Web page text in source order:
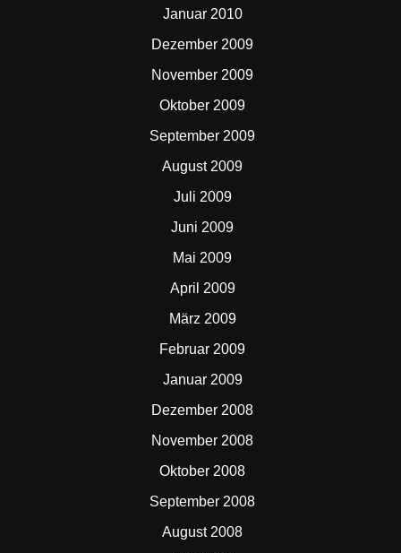
Januar 2010
Dezember 2009
November 2009
Oktober 2009
September 2009
August 2009
Juli 2009
Juni 2009
Mai 2009
April 2009
März 2009
Februar 2009
Januar 2009
Dezember 2008
November 2008
Oktober 2008
September 2008
August 2008